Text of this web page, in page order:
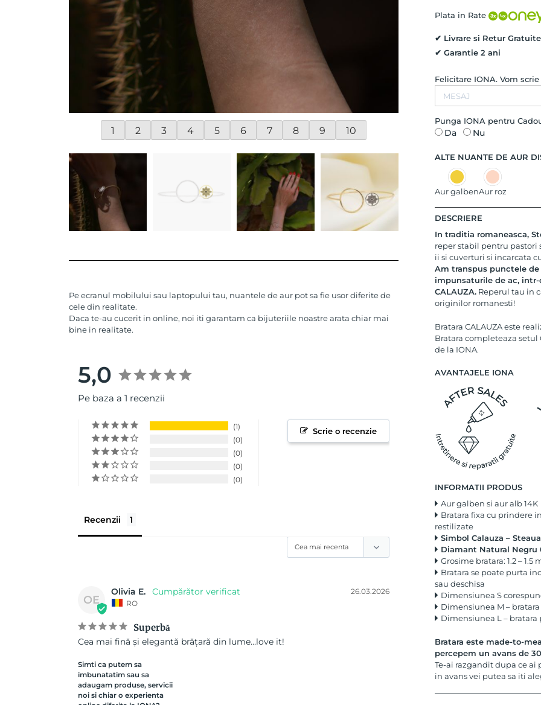
1 2 3 4 5 6 7 8 9 10
Pe ecranul mobilului sau laptopului tau, nuantele de aur pot sa fie usor diferite de
cele din realitate.
Daca te-au cucerit in online, noi iti garantam ca bijuteriile noastre arata chiar mai
bine in realitate.
5,0
Pe baza a 1 recenzii
1
0
0
0
0
Scrie o recenzie
Recenzii
OE
26.03.2026
Olivia E.
RO
Superbă
Cea mai fină și elegantă brățară din lume…love it!
Simti ca putem sa
imbunatatim sau sa
adaugam produse, servicii
noi si chiar o experienta
Aur
si
Aur
14K
Plata in Rate
✔ Livrare si Retur Gratuite
✔ Garantie 2 ani
Felicitare IONA. Vom
Punga IONA pentru
Da Nu
ALTE NUANTE DE AUR
Aur galbenAur roz
DESCRIERE
In traditia romaneasca,
reper stabil pentru pastori
ii si cuverturi si incarcata
Am transpus punctele
impunsaturile de ac,
CALAUZA. Reperul tau in
originilor romanesti!
Bratara CALAUZA este
Bratara completeaza setul
de la IONA.
AVANTAJELE IONA
INFORMATII PRODUS
Aur galben si aur alb 14K
Bratara fixa cu prindere
restilizate
Simbol Calauza –
Diamant Natural Negru
Grosime bratara: 1.2 – 1.5
Bratara se poate purta
sau deschisa
Dimensiunea S
Dimensiunea M –
Dimensiunea L – bratara
Bratara este made-to-
percepem un avans de
Te-ai razgandit dupa ce
in avans vei putea sa iti